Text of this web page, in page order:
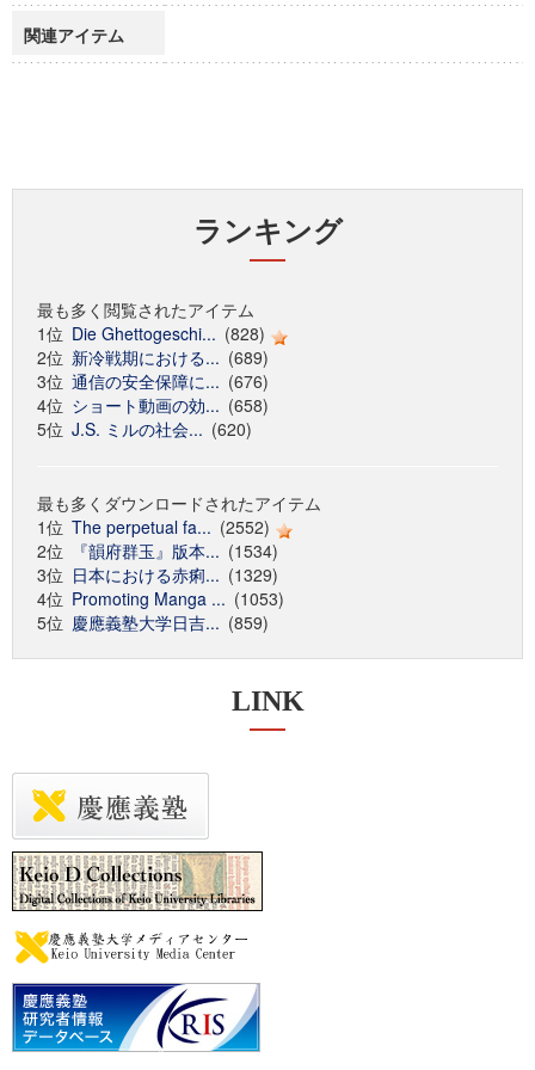
関連アイテム
ランキング
最も多く閲覧されたアイテム
1位 Die Ghettogeschi... (828)
2位 新冷戦期における... (689)
3位 通信の安全保障に... (676)
4位 ショート動画の効... (658)
5位 J.S. ミルの社会... (620)
最も多くダウンロードされたアイテム
1位 The perpetual fa... (2552)
2位
『韻府群玉』版本... (1534)
3位 日本における赤痢... (1329)
4位 Promoting Manga ... (1053)
5位 慶應義塾大学日吉... (859)
LINK